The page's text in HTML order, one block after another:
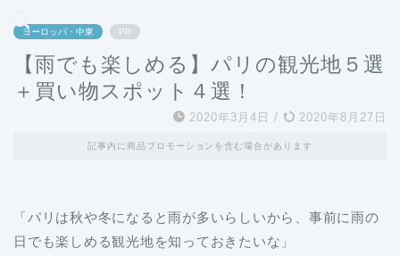
ヨーロッパ・中東 PR
【雨でも楽しめる】パリの観光地５選
＋買い物スポット４選！
2020年3月4日 / 2020年8月27日
記事内に商品プロモーションを含む場合があります
「パリは秋や冬になると雨が多いらしいから、事前に雨の
日でも楽しめる観光地を知っておきたいな」